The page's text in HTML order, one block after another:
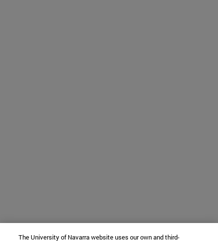
The University of Navarra website uses our own and third-